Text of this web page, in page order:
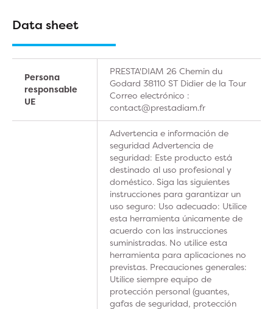
Data sheet
Persona
responsable
UE
PRESTA'DIAM 26 Chemin du
Godard 38110 ST Didier de la Tour
Correo electrónico :
contact@prestadiam.fr
Advertencia e información de
seguridad Advertencia de
seguridad: Este producto está
destinado al uso profesional y
doméstico. Siga las siguientes
instrucciones para garantizar un
uso seguro: Uso adecuado: Utilice
esta herramienta únicamente de
acuerdo con las instrucciones
suministradas. No utilice esta
herramienta para aplicaciones no
previstas. Precauciones generales:
Utilice siempre equipo de
protección personal (guantes,
gafas de seguridad, protección